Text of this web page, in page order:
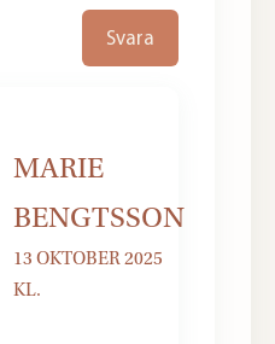
Svara
MARIE
BENGTSSON
13 OKTOBER 2025
KL.